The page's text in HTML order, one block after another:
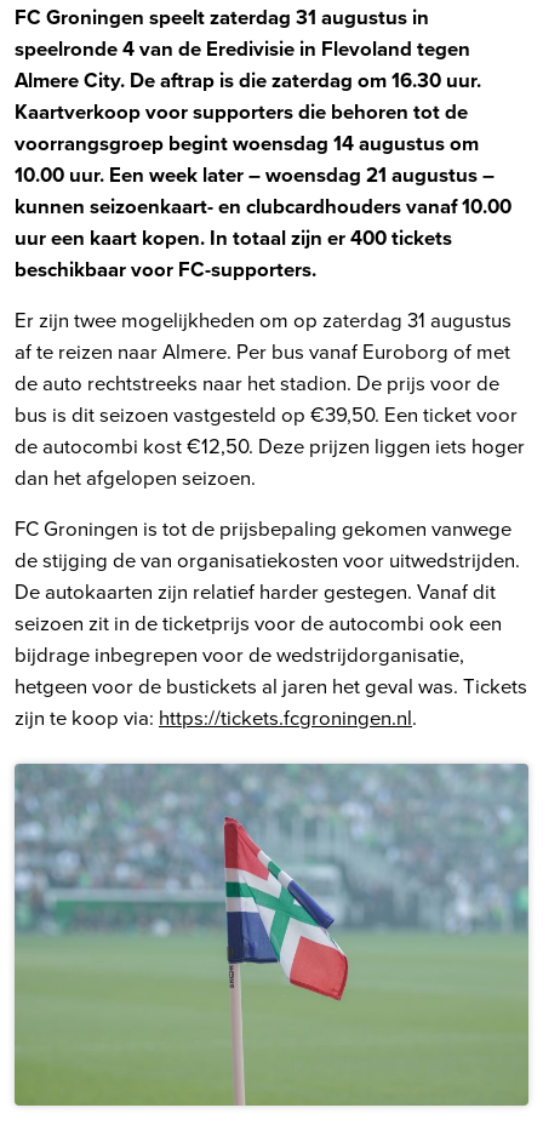
FC Groningen speelt zaterdag 31 augustus in
speelronde 4 van de Eredivisie in Flevoland tegen
Almere City. De aftrap is die zaterdag om 16.30 uur.
Kaartverkoop voor supporters die behoren tot de
voorrangsgroep begint woensdag 14 augustus om
10.00 uur. Een week later – woensdag 21 augustus –
kunnen seizoenkaart- en clubcardhouders vanaf 10.00
uur een kaart kopen. In totaal zijn er 400 tickets
beschikbaar voor FC-supporters.
Er zijn twee mogelijkheden om op zaterdag 31 augustus
af te reizen naar Almere. Per bus vanaf Euroborg of met
de auto rechtstreeks naar het stadion. De prijs voor de
bus is dit seizoen vastgesteld op €39,50. Een ticket voor
de autocombi kost €12,50. Deze prijzen liggen iets hoger
dan het afgelopen seizoen.
FC Groningen is tot de prijsbepaling gekomen vanwege
de stijging de van organisatiekosten voor uitwedstrijden.
De autokaarten zijn relatief harder gestegen. Vanaf dit
seizoen zit in de ticketprijs voor de autocombi ook een
bijdrage inbegrepen voor de wedstrijdorganisatie,
hetgeen voor de bustickets al jaren het geval was. Tickets
zijn te koop via: https://tickets.fcgroningen.nl.